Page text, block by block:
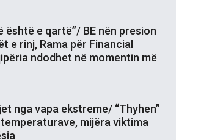
është e qartë”/ BE nën presion
e rinj, Rama për Financial
ndodhet në momentin më
nga vapa ekstreme/ “Thyhen”
mijëra viktima